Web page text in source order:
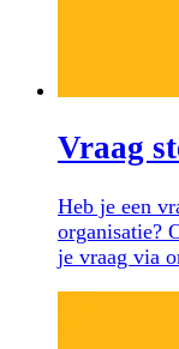
Vraag
Heb je een
organisatie?
je vraag via